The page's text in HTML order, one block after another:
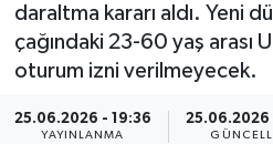
daraltma kararı aldı. Yeni
çağındaki 23-60 yaş arası
oturum izni verilmeyecek.
25.06.2026 - 19:36
YAYINLANMA
25.06.2026
Spor